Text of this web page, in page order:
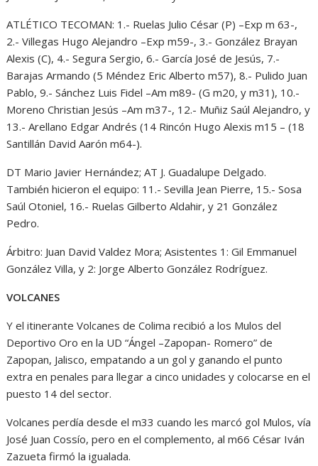
ATLÉTICO TECOMAN: 1.- Ruelas Julio César (P) –Exp m 63-,
2.- Villegas Hugo Alejandro –Exp m59-, 3.- González Brayan
Alexis (C), 4.- Segura Sergio, 6.- García José de Jesús, 7.-
Barajas Armando (5 Méndez Eric Alberto m57), 8.- Pulido Juan
Pablo, 9.- Sánchez Luis Fidel –Am m89- (G m20, y m31), 10.-
Moreno Christian Jesús –Am m37-, 12.- Muñiz Saúl Alejandro, y
13.- Arellano Edgar Andrés (14 Rincón Hugo Alexis m15 – (18
Santillán David Aarón m64-).
DT Mario Javier Hernández; AT J. Guadalupe Delgado.
También hicieron el equipo: 11.- Sevilla Jean Pierre, 15.- Sosa
Saúl Otoniel, 16.- Ruelas Gilberto Aldahir, y 21 González
Pedro.
Árbitro: Juan David Valdez Mora; Asistentes 1: Gil Emmanuel
González Villa, y 2: Jorge Alberto González Rodríguez.
VOLCANES
Y el itinerante Volcanes de Colima recibió a los Mulos del
Deportivo Oro en la UD “Ángel –Zapopan- Romero” de
Zapopan, Jalisco, empatando a un gol y ganando el punto
extra en penales para llegar a cinco unidades y colocarse en el
puesto 14 del sector.
Volcanes perdía desde el m33 cuando les marcó gol Mulos, vía
José Juan Cossío, pero en el complemento, al m66 César Iván
Zazueta firmó la igualada.